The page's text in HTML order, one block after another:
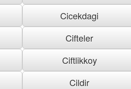
Cicekdagi
Cifteler
Ciftlikkoy
Cildir